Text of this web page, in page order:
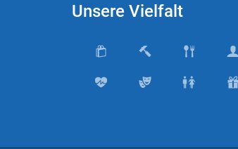
Unsere Vielfalt